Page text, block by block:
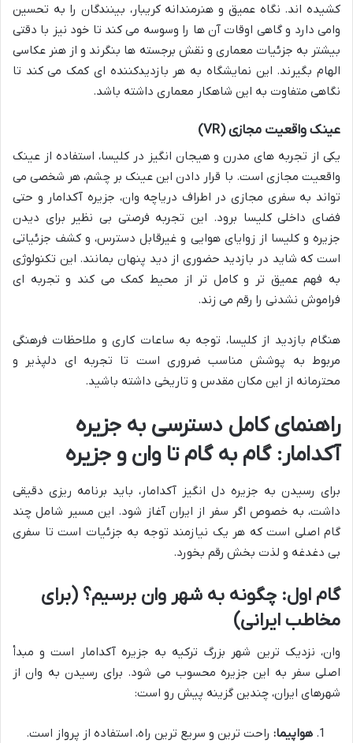
کشیده اند. نگاه عمیق و هنرمندانه کریبار، بینندگان را به تحسین
وامی دارد و گاهی اوقات آن ها را وسوسه می کند تا خود نیز با دقتی
بیشتر به جزئیات معماری و نقش برجسته ها بنگرند و از هنر عکاسی
الهام بگیرند. این نمایشگاه به هر بازدیدکننده ای کمک می کند تا
نگاهی متفاوت به این شاهکار معماری داشته باشد.
عینک واقعیت مجازی (VR)
یکی از تجربه های مدرن و هیجان انگیز در کلیسا، استفاده از عینک
واقعیت مجازی است. با قرار دادن این عینک بر چشم، هر شخصی می
تواند به سفری مجازی در اطراف دریاچه وان، جزیره آکدامار و حتی
فضای داخلی کلیسا برود. این تجربه فرصتی بی نظیر برای دیدن
جزیره و کلیسا از زوایای هوایی و غیرقابل دسترس، و کشف جزئیاتی
است که شاید در بازدید حضوری از دید پنهان بمانند. این تکنولوژی
به فهم عمیق تر و کامل تر از محیط کمک می کند و تجربه ای
فراموش نشدنی را رقم می زند.
هنگام بازدید از کلیسا، توجه به ساعات کاری و ملاحظات فرهنگی
مربوط به پوشش مناسب ضروری است تا تجربه ای دلپذیر و
محترمانه از این مکان مقدس و تاریخی داشته باشید.
راهنمای کامل دسترسی به جزیره
آکدامار: گام به گام تا وان و جزیره
برای رسیدن به جزیره دل انگیز آکدامار، باید برنامه ریزی دقیقی
داشت، به خصوص اگر سفر از ایران آغاز شود. این مسیر شامل چند
گام اصلی است که هر یک نیازمند توجه به جزئیات است تا سفری
بی دغدغه و لذت بخش رقم بخورد.
گام اول: چگونه به شهر وان برسیم؟ (برای
مخاطب ایرانی)
وان، نزدیک ترین شهر بزرگ ترکیه به جزیره آکدامار است و مبدأ
اصلی سفر به این جزیره محسوب می شود. برای رسیدن به وان از
شهرهای ایران، چندین گزینه پیش رو است:
هواپیما: راحت ترین و سریع ترین راه، استفاده از پرواز است.